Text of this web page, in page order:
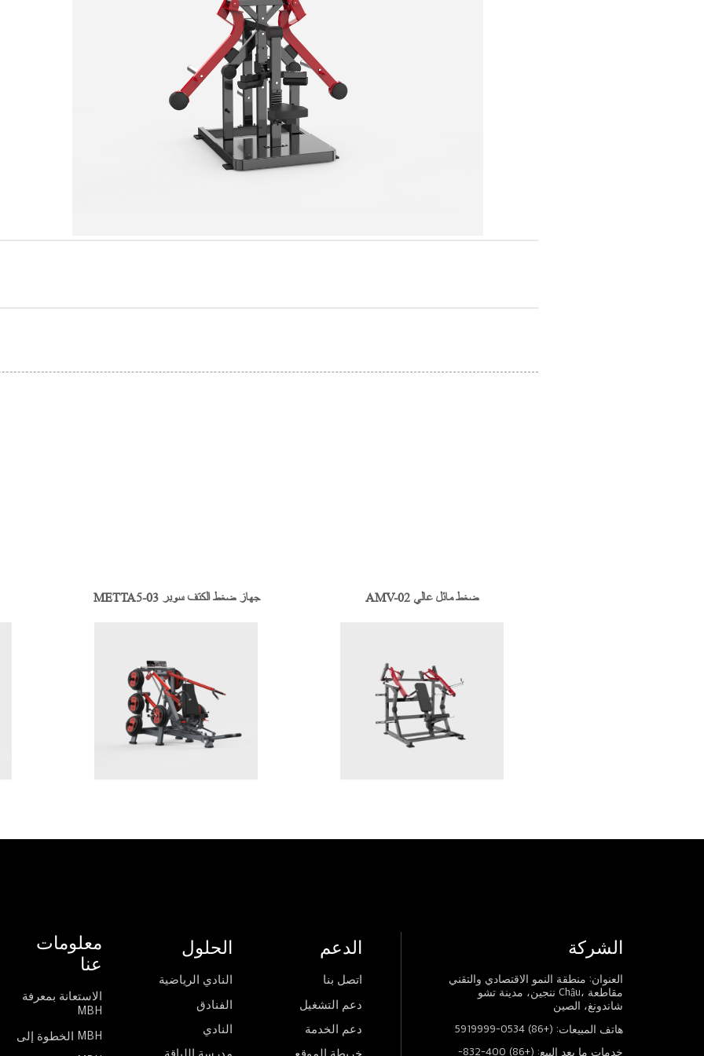
سلسلةAMV
METTA5-03 جهاز ضغط الكتف سوبر AMV-02 ضغط مائل عالي
معلومات
عنا
الاستعانة بمعرفة
MBH
الخطوة إلى MBH
الحلول
النادي الرياضية
الفنادق
النادي
مدرسة اللياقة
الدعم
اتصل بنا
دعم التشغيل
دعم الخدمة
خريطة الموقع
الشركة
العنوان: منطقة النمو الاقتصادي والتقني
ننجين، مدينة تشو Châu، مقاطعة
شاندونغ، الصين
هاتف المبيعات: (+86) 0534-5919999
خدمات ما بعد البيع: (+86) 400-832-